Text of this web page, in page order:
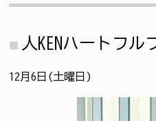
人KENハートフル
12月6日(土曜日)